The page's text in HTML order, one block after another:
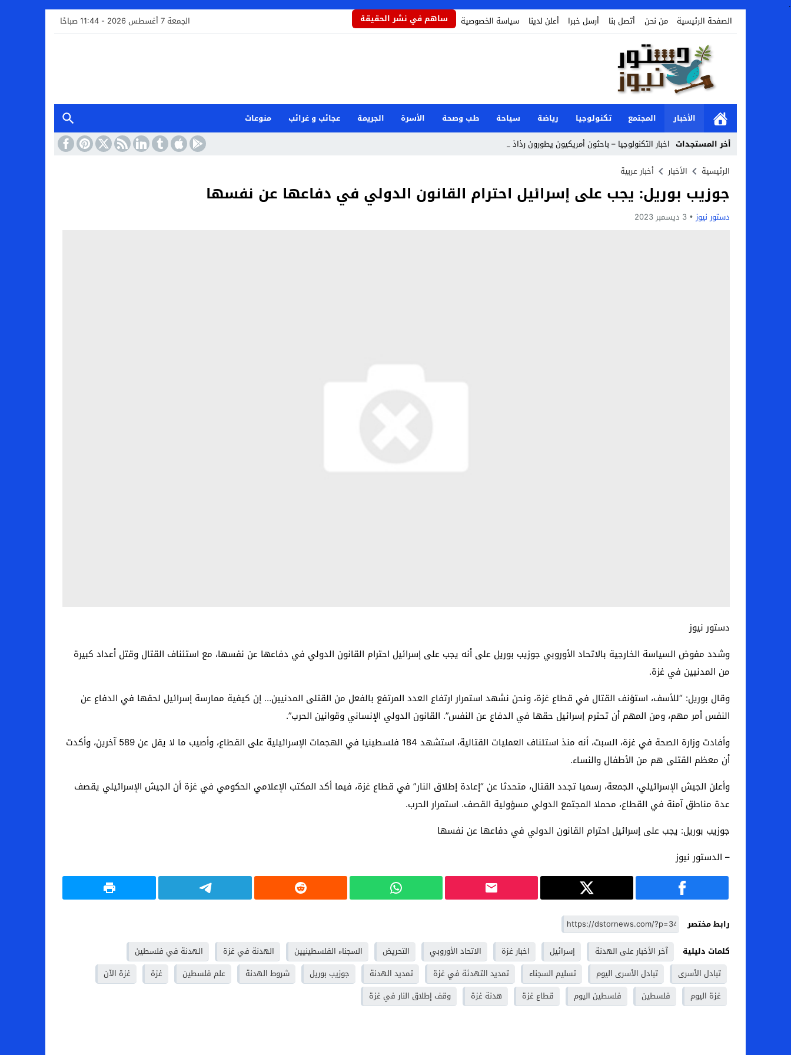
.
الصفحة الرئيسية
من نحن أتصل بنا أرسل خبرا أعلن لدينا سياسة الخصوصية ساهم في نشر الحقيقة الجمعة 7 أغسطس 2026 - 11:44 صباحًا
الأخبار المجتمع تكنولوجيا رياضة سياحة طب وصحة الأسرة الجريمة عجائب و غرائب
منوعات
أخر المستجدات اخبار التكنولوجيا – باحثون أمريكيون يطورون رذاذاً يح_
Stop
Previous
Next
الرئيسية الأخبار أخبار عربية
جوزيب بوريل: يجب على إسرائيل احترام القانون الدولي في دفاعها عن نفسها
دستور نيوز 3 ديسمبر 2023
دستور نيوز
وشدد مفوض السياسة الخارجية بالاتحاد الأوروبي جوزيب بوريل على أنه يجب على إسرائيل احترام القانون الدولي في دفاعها عن نفسها، مع استئناف القتال وقتل أعداد كبيرة
من المدنيين في غزة.
وقال بوريل: “للأسف، استؤنف القتال في قطاع غزة، ونحن نشهد استمرار ارتفاع العدد المرتفع بالفعل من القتلى المدنيين… إن كيفية ممارسة إسرائيل لحقها في الدفاع عن
النفس أمر مهم، ومن المهم أن تحترم إسرائيل حقها في الدفاع عن النفس”. القانون الدولي الإنساني وقوانين الحرب”.
وأفادت وزارة الصحة في غزة، السبت، أنه منذ استئناف العمليات القتالية، استشهد 184 فلسطينيا في الهجمات الإسرائيلية على القطاع، وأصيب ما لا يقل عن 589 آخرين، وأكدت
أن معظم القتلى هم من الأطفال والنساء.
وأعلن الجيش الإسرائيلي، الجمعة، رسميا تجدد القتال، متحدثا عن “إعادة إطلاق النار” في قطاع غزة، فيما أكد المكتب الإعلامي الحكومي في غزة أن الجيش الإسرائيلي يقصف
عدة مناطق آمنة في القطاع، محملا المجتمع الدولي مسؤولية القصف. استمرار الحرب.
جوزيب بوريل: يجب على إسرائيل احترام القانون الدولي في دفاعها عن نفسها
– الدستور نيوز
رابط مختصر
كلمات دليلية
آخر الأخبار على الهدنة إسرائيل اخبار غزة الاتحاد الأوروبي التحريض السجناء الفلسطينيين الهدنة في غزة
الهدنة في فلسطين
تبادل الأسرى
تبادل الأسرى اليوم تسليم السجناء تمديد التهدئة في غزة تمديد الهدنة جوزيب بوريل شروط الهدنة علم فلسطين غزة
غزة الآن
غزة اليوم
فلسطين فلسطين اليوم قطاع غزة هدنة غزة وقف إطلاق النار في غزة